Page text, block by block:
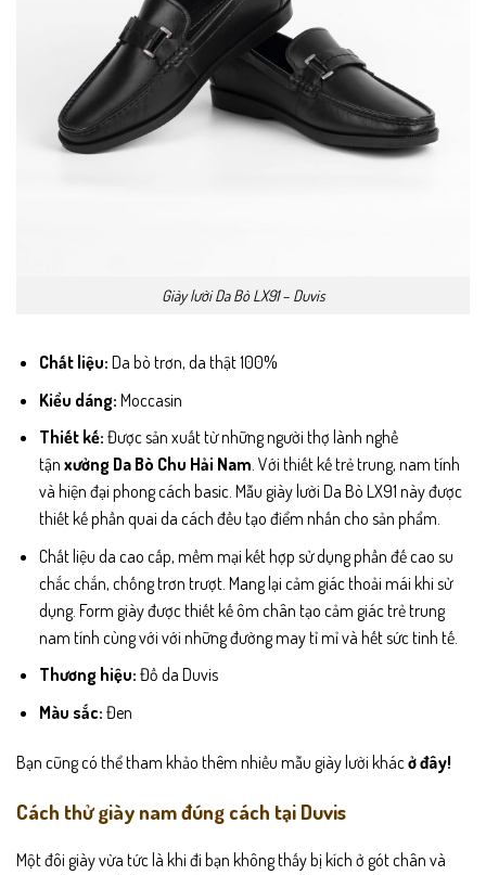
Giày lười Da Bò LX91 – Duvis
Chất liệu: Da bò trơn, da thật 100%
Kiểu dáng: Moccasin
Thiết kế: Được sản xuất từ những người thợ lành nghề
tận xưởng Da Bò Chu Hải Nam. Với thiết kế trẻ trung, nam tính
và hiện đại phong cách basic. Mẫu giày lười Da Bò LX91 này được
thiết kế phần quai da cách đều tạo điểm nhấn cho sản phẩm.
Chất liệu da cao cấp, mềm mại kết hợp sử dụng phần đế cao su
chắc chắn, chống trơn trượt. Mang lại cảm giác thoải mái khi sử
dụng. Form giày được thiết kế ôm chân tạo cảm giác trẻ trung
nam tính cùng với với những đường may tỉ mỉ và hết sức tinh tế.
Thương hiệu: Đồ da Duvis
Màu sắc: Đen
Bạn cũng có thể tham khảo thêm nhiều mẫu giày lười khácở đây!
Cách thử giày nam đúng cách tại Duvis
Một đôi giày vừa tức là khi đi bạn không thấy bị kích ở gót chân và